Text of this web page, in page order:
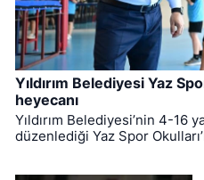
Yıldırım Belediyesi Yaz
heyecanı
Yıldırım Belediyesi’nin 4-16
düzenlediği Yaz Spor